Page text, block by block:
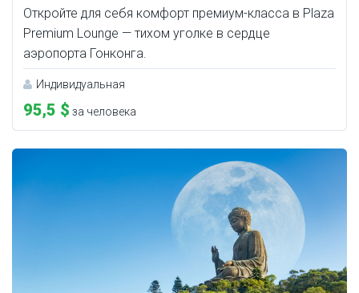
Откройте для себя комфорт премиум-класса в Plaza
Premium Lounge — тихом уголке в сердце
аэропорта Гонконга.
Индивидуальная
95,5 $ за человека